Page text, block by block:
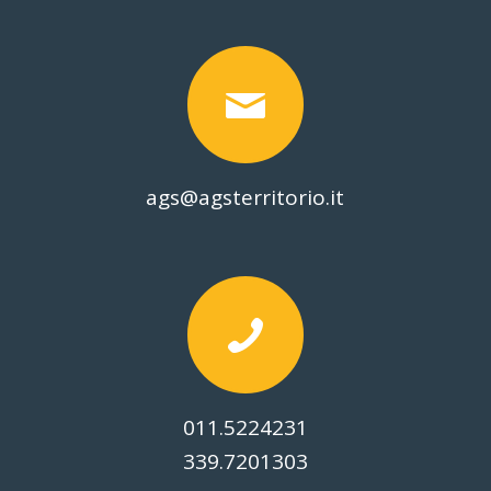
ags@agsterritorio.it
011.5224231
339.7201303